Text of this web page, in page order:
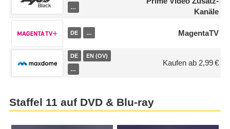
…
Kanäle
DE … MagentaTV
DE EN (OV)
…
Kaufen ab 2,99 €
Staffel 11 auf DVD & Blu-ray